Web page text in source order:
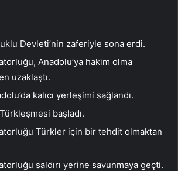
Devleti’nin zaferiyle sona erdi.
Anadolu’ya hakim olma
uzaklaştı.
kalıcı yerleşimi sağlandı.
başladı.
Türkler için bir tehdit olmaktan
saldırı yerine savunmaya geçti.